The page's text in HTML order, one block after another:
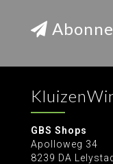
GBS Shops
Apolloweg 34
8239 DA